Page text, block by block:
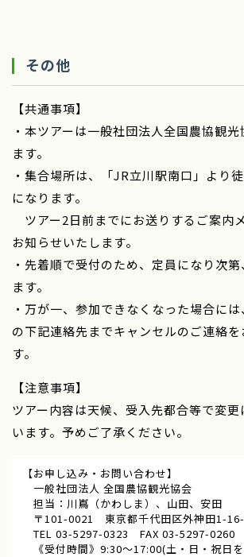
その他
【共通事項】
・本ツアーは一般社団法人全国農協観
ます。
・集合場所は、「JR立川駅南口」より
になります。
ツアー2日前までにお送りするご案内
お知らせいたします。
・先着順で受付のため、定員になり次
ます。
・万が一、参加できなくなった場合に
の下記連絡先までキャンセルのご連絡
す。
【注意事項】
ツアー内容は天候、受入先都合等で変
います。予めご了承ください。
【お申し込み・お問い合わせ】
一般社団法人 全国農協観光協会
担当：川嶌（かわしま）、山田、安田
〒101-0021 東京都千代田区外神田1-16-
TEL 03-5297-0323 FAX 03-5297-0260
《受付時間》9:30～17:00(土・日・祝日